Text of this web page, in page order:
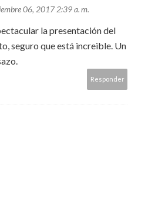
06, 2017 2:39 a. m.
la presentación del
seguro que está increible. Un
Responder